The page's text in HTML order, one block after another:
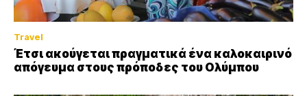
Travel
Έτσι ακούγεται πραγματικά ένα καλοκαιρινό
απόγευμα στους πρόποδες του Ολύμπου